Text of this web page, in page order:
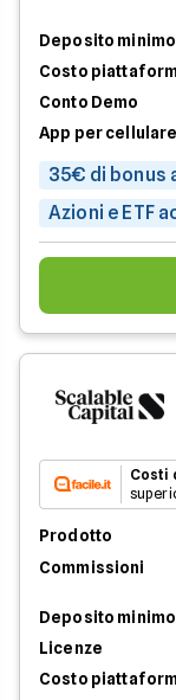
Deposito minimo
Costo
Conto Demo
App per cellulare
35€ di bonus
Azioni e ETF
Costi
Prodotto
Commissioni
Deposito minimo
Licenze
Costo